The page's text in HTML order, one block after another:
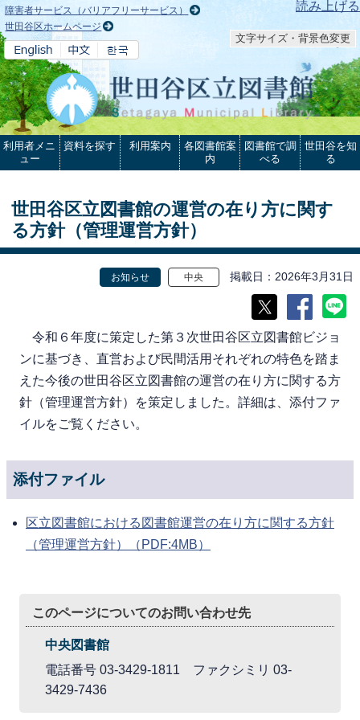
本文へ 読み上げる
障害者サービス（バリアフリーサービス）
世田谷区ホームページ
文字サイズ・背景色変更
利用者メニ
ュー
資料を探す 利用案内
各図書館案
内
図書館で調
べる
世田谷を知
る
世田谷区立図書館の運営の在り方に関す
る方針（管理運営方針）
お知らせ 中央 掲載日 2026年3月31日
令和６年度に策定した第３次世田谷区立図書館ビジョ
ンに基づき、直営および民間活用それぞれの特色を踏ま
えた今後の世田谷区立図書館の運営の在り方に関する方
針（管理運営方針）を策定しました。詳細は、添付ファ
イルをご覧ください。
添付ファイル
区立図書館における図書館運営の在り方に関する方針
（管理運営方針）（PDF:4MB）
このページについてのお問い合わせ先
中央図書館
電話番号 03-3429-1811 ファクシミリ 03-
3429-7436